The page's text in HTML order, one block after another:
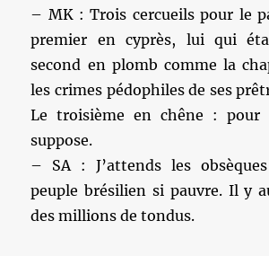
– MK : Trois cercueils pour le
premier en cyprès, lui qui
second en plomb comme la
les crimes pédophiles de ses
Le troisième en chêne : pour
suppose.
– SA : J’attends les
peuple brésilien si pauvre. Il y
des millions de tondus.